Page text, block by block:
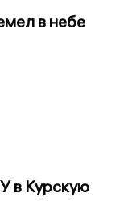
в небе
в Курскую